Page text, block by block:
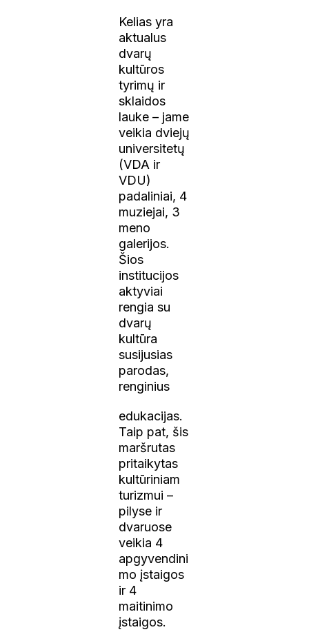
Kelias yra
aktualus
dvarų
kultūros
tyrimų ir
sklaidos
lauke – jame
veikia dviejų
universitetų
(VDA ir
VDU)
padaliniai, 4
muziejai, 3
meno
galerijos.
Šios
institucijos
aktyviai
rengia su
dvarų
kultūra
susijusias
parodas,
renginius
edukacijas.
Taip pat, šis
maršrutas
pritaikytas
kultūriniam
turizmui –
pilyse ir
dvaruose
veikia 4
apgyvendini
mo įstaigos
ir 4
maitinimo
įstaigos.